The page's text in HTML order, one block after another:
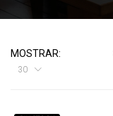
MOSTRAR:
30